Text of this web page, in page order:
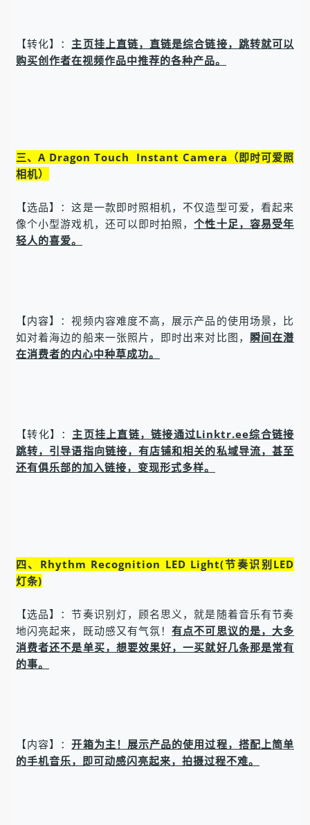
【转化】： 主页挂上直链，直链是综合链接，跳转就可以
购买创作者在视频作品中推荐的各种产品。
三、A Dragon Touch Instant Camera（即时可爱照
相机）
【选品】：这是一款即时照相机，不仅造型可爱，看起来
像个小型游戏机，还可以即时拍照，个性十足，容易受年
轻人的喜爱。
【内容】：视频内容难度不高，展示产品的使用场景，比
如对着海边的船来一张照片，即时出来对比图， 瞬间在潜
在消费者的内心中种草成功。
【转化】： 主页挂上直链，链接通过Linktr.ee综合链接
跳转，引导语指向链接，有店铺和相关的私域导流，甚至
还有俱乐部的加入链接，变现形式多样。
四、Rhythm Recognition LED Light(节奏识别LED
灯条)
【选品】：节奏识别灯，顾名思义，就是随着音乐有节奏
地闪亮起来，既动感又有气氛！有点不可思议的是，大多
消费者还不是单买，想要效果好，一买就好几条那是常有
的事。
【内容】：开箱为主！展示产品的使用过程，搭配上简单
的手机音乐，即可动感闪亮起来，拍摄过程不难。